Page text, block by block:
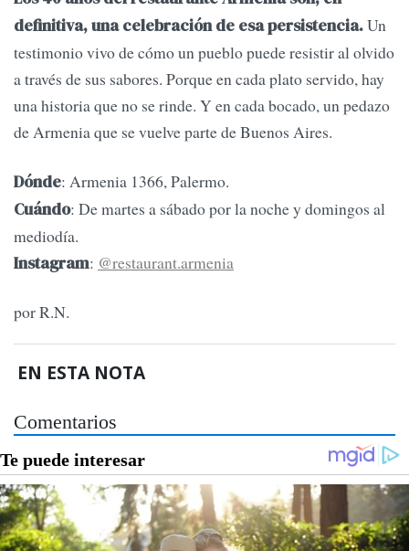
definitiva, una celebración de esa persistencia.Un
testimonio vivo de cómo un pueblo puede resistir al olvido
a través de sus sabores. Porque en cada plato servido, hay
una historia que no se rinde. Y en cada bocado, un pedazo
de Armenia que se vuelve parte de Buenos Aires.
Dónde: Armenia 1366, Palermo.
Cuándo: De martes a sábado por la noche y domingos al
mediodía.
Instagram: @restaurant.armenia
por R.N.
EN ESTA NOTA
Comentarios